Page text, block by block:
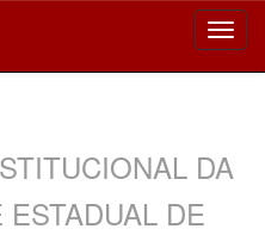
DA
DE